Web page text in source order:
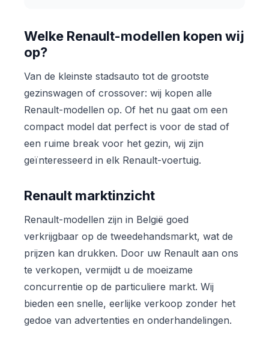
Welke Renault-modellen kopen wij
op?
Van de kleinste stadsauto tot de grootste
gezinswagen of crossover: wij kopen alle
Renault-modellen op. Of het nu gaat om een
compact model dat perfect is voor de stad of
een ruime break voor het gezin, wij zijn
geïnteresseerd in elk Renault-voertuig.
Renault marktinzicht
Renault-modellen zijn in België goed
verkrijgbaar op de tweedehandsmarkt, wat de
prijzen kan drukken. Door uw Renault aan ons
te verkopen, vermijdt u de moeizame
concurrentie op de particuliere markt. Wij
bieden een snelle, eerlijke verkoop zonder het
gedoe van advertenties en onderhandelingen.